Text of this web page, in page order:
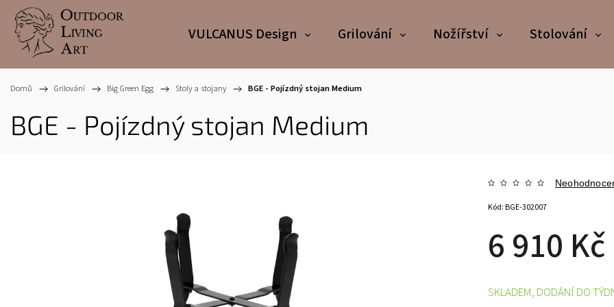
VULCANUS Design Grilování Nožířství Stolování
Domů / Grilování / Big Green Egg / Stoly a stojany / BGE - Pojízdný stojan Medium
BGE - Pojízdný stojan Medium
6 910 Kč
Kód:BGE-302007
SKLADEM, DODÁNÍ DO